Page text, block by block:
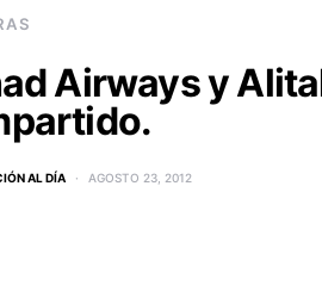
Airways y
AL DÍA AGOSTO 23, 2012